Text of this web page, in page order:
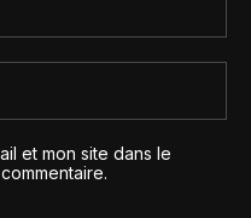
et mon site dans le